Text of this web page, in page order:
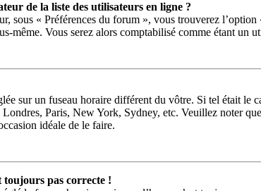
de la liste des utilisateurs en ligne ?
sous « Préférences du forum », vous trouverez
même. Vous serez alors comptabilisé comme étant un
sur un fuseau horaire différent du vôtre. Si tel était
Paris, New York, Sydney, etc. Veuillez noter
idéale de le faire.
toujours pas correcte !